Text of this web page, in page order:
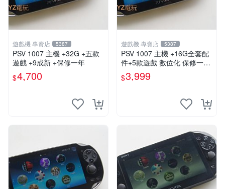
遊戲機 專賣店 5387
PSV 1007 主機 +32G +五款
遊戲 +9成新 +保修一年
$4,700
遊戲機 專賣店 5387
PSV 1007 主機 +16G全套配
件+5款遊戲 數位化 保修一年
品質有保障
$3,999